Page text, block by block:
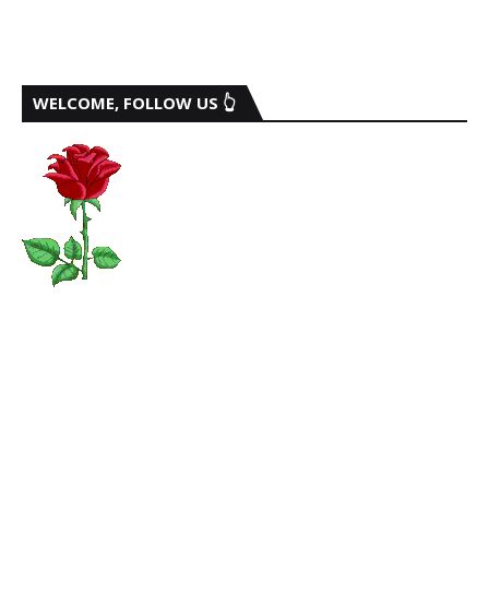
WELCOME, FOLLOW US 👆